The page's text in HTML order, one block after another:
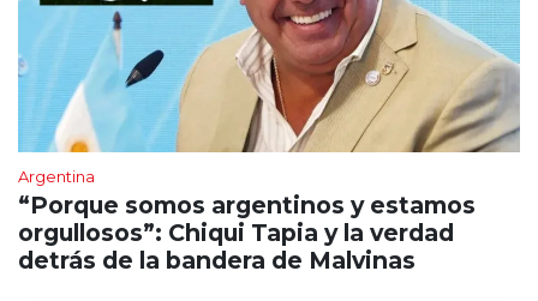
Argentina
“Porque somos argentinos y estamos
orgullosos”: Chiqui Tapia y la verdad
detrás de la bandera de Malvinas